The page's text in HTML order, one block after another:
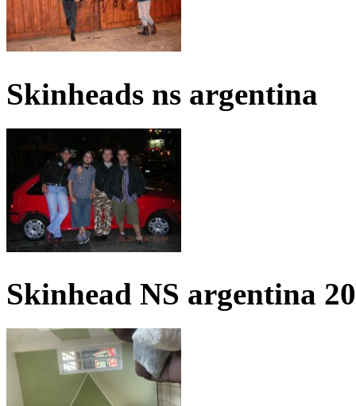
Skinheads ns argentina
Skinhead NS argentina